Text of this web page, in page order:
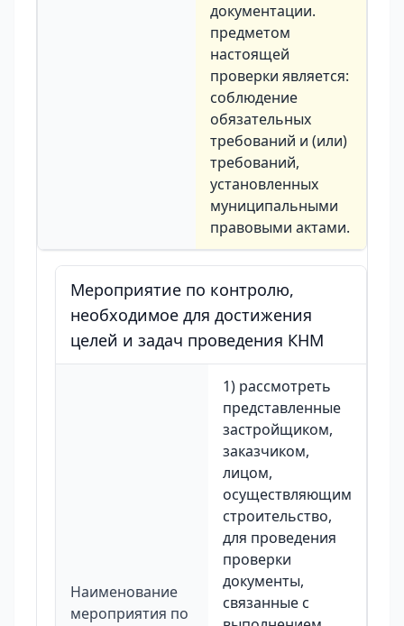
документации.
предметом
настоящей
проверки является:
соблюдение
обязательных
требований и (или)
требований,
установленных
муниципальными
правовыми актами.
Мероприятие по контролю,
необходимое для достижения
целей и задач проведения КНМ
Наименование
мероприятия по
1) рассмотреть
представленные
застройщиком,
заказчиком,
лицом,
осуществляющим
строительство,
для проведения
проверки
документы,
связанные с